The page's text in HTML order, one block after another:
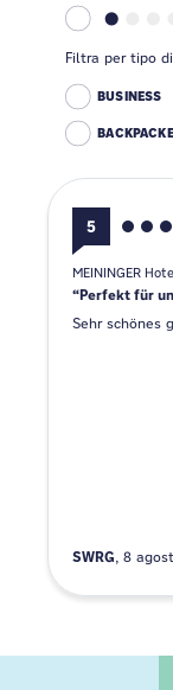
Filtra per tipo
BUSINESS
5
MEININGER
Perfekt für
Sehr schönes
SWRG 8